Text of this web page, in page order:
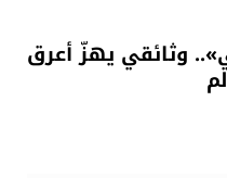
وثائقي يهزّ أعرق